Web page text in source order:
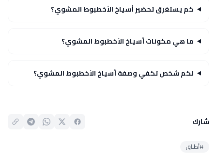
كم يستغرق تحضير أسياخ الأخطبوط المشوي؟
ما هي مكونات أسياخ الأخطبوط المشوي؟
لكم شخص تكفي وصفة أسياخ الأخطبوط المشوي؟
شارك
#أطباق